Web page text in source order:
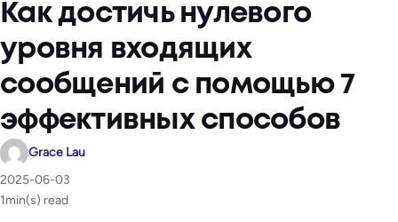
Как достичь нулевого
уровня входящих
сообщений с помощью 7
эффективных способов
Grace Lau
2025-06-03
1min(s) read